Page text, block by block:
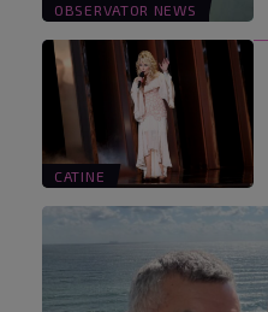
OBSERVATOR NEWS
CATINE